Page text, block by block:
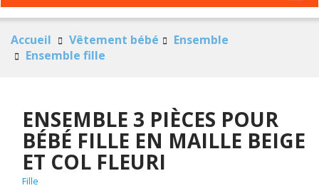
Accueil Vêtement bébé
Ensemble
Ensemble fille
ENSEMBLE 3 PIÈCES POUR
BÉBÉ FILLE EN MAILLE BEIGE
ET COL FLEURI
Fille